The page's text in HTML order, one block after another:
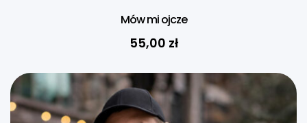
Mów mi ojcze
55,00 zł